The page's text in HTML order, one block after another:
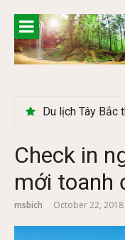
content
Check in
mới toanh
msbich October 22, 2018